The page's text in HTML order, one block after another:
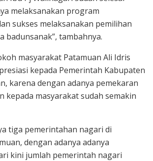
melaksanakan program
sukses melaksanakan pemilihan
badunsanak”, tambahnya.
masyarakat Patamuan Ali Idris
kepada Pemerintah Kabupaten
karena dengan adanya pemekaran
kepada masyarakat sudah semakin
tiga pemerintahan nagari di
dengan adanya adanya
kini jumlah pemerintah nagari